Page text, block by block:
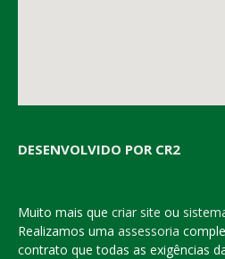
DESENVOLVIDO POR CR2
Muito mais que criar site ou
Realizamos uma assessoria
contrato que todas as exigências